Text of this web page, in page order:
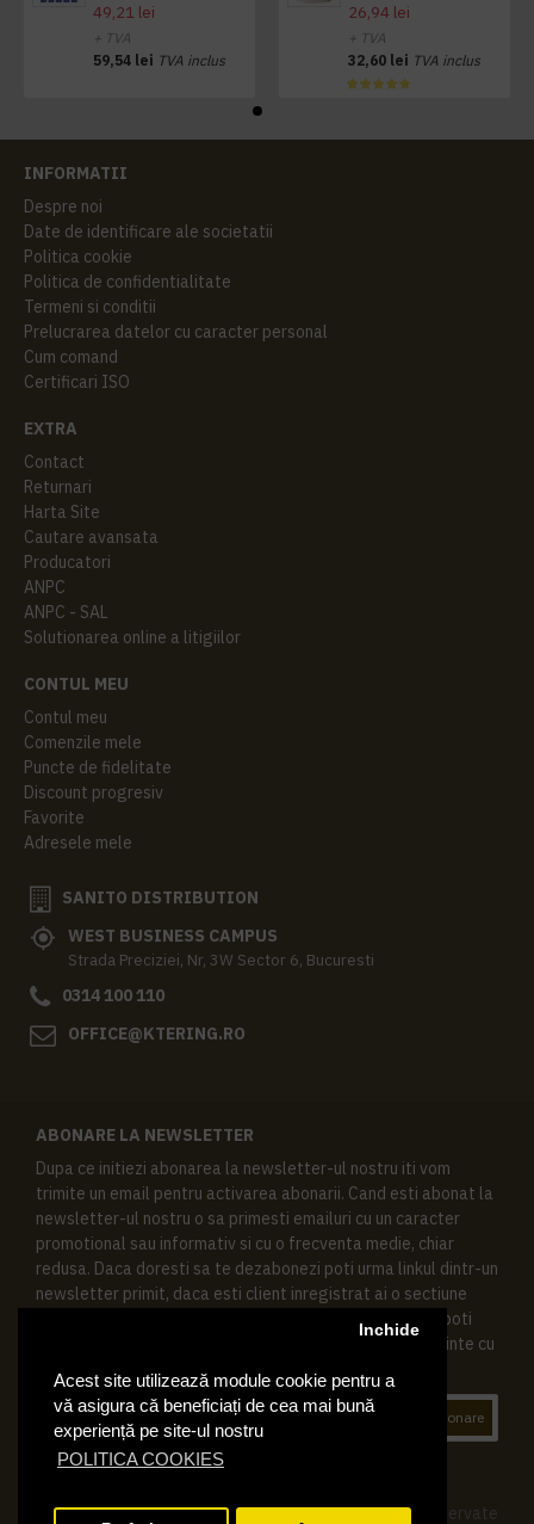
Acest site utilizează module cookie pentru a
vă asigura că beneficiați de cea mai bună
experiență pe site-ul nostru
POLITICA COOKIES
Inchide
49,21 lei
+ TVA
59,54 lei TVA inclus
26,94 lei
+ TVA
32,60 lei TVA inclus
INFORMATII
Despre noi
Date de identificare ale societatii
Politica cookie
Politica de confidentialitate
Termeni si conditii
Prelucrarea datelor cu caracter personal
Cum comand
Certificari ISO
EXTRA
Contact
Returnari
Harta Site
Cautare avansata
Producatori
ANPC
ANPC - SAL
Solutionarea online a litigiilor
CONTUL MEU
Contul meu
Comenzile mele
Puncte de fidelitate
Discount progresiv
Favorite
Adresele mele
SANITO DISTRIBUTION
WEST BUSINESS CAMPUS
Strada Preciziei, Nr, 3W Sector 6, Bucuresti
0314 100 110
OFFICE@KTERING.RO
ABONARE LA NEWSLETTER
Dupa ce initiezi abonarea la newsletter-ul nostru iti vom
trimite un email pentru activarea abonarii. Cand esti abonat la
newsletter-ul nostru o sa primesti emailuri cu un caracter
promotional sau informativ si cu o frecventa medie, chiar
redusa. Daca doresti sa te dezabonezi poti urma linkul dintr-un
newsletter primit, daca esti client inregistrat ai o sectiune
speciala in contul tau in acest scop, si de asemenea ne poti
contacta oricand pe email pentru orice intrebari sau cerinte cu
Abonare
© 2019 Ktering.ro , Toate drepturile rezervate